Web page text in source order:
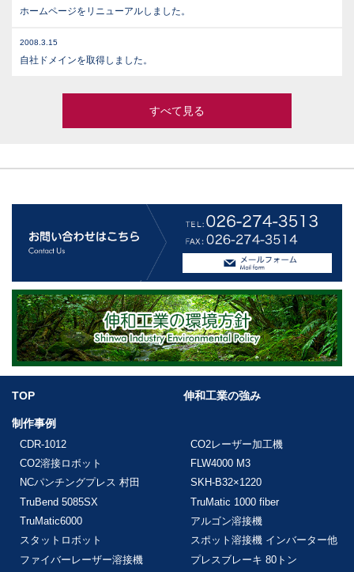
ホームページをリニューアルしました。
2008.3.15
自社ドメインを取得しました。
すべて見る
TOP 伸和工業の強み
制作事例
CDR-1012
CO2レーザー加工機
CO2溶接ロボット
FLW4000 M3
NCパンチングプレス 村田
SKH-B32×1220
TruBend 5085SX
TruMatic 1000 fiber
TruMatic6000
アルゴン溶接機
スタットロボット
スポット溶接機 インバーター他
ファイバーレーザー溶接機
プレスブレーキ 80トン